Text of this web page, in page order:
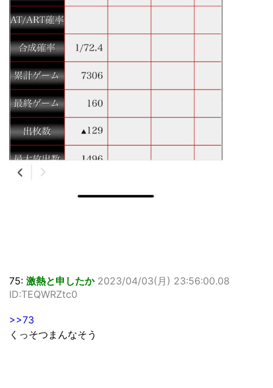
75: 激熱と申したか 2023/04/03(月) 23:56:00.08
ID:TEQWRZtc0
>>73
くっそつまんなそう